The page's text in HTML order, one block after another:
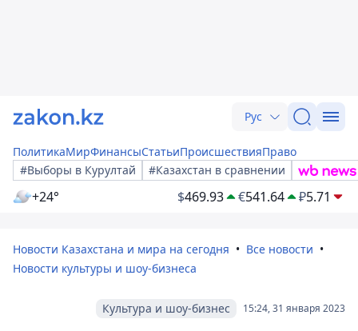
Рус
ПолитикаМирФинансыСтатьиПроисшествияПраво
#Выборы в Курултай
#Казахстан в сравнении
+24° $469.93 €541.64 ₽5.71
Новости Казахстана и мира на сегодня
Все новости
Новости культуры и шоу-бизнеса
15:24, 31 января 2023
Культура и шоу-бизнес